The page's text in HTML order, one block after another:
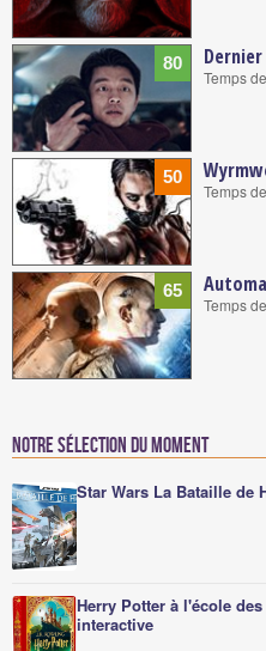
80
Temps
50
Temps
65
Temps
Notre sélection du moment
Star Wars La Bataille de
Herry Potter à l'école
interactive